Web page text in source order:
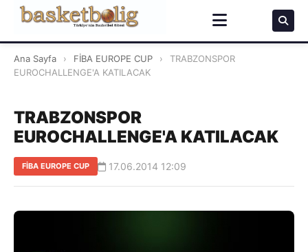
Ana Sayfa › FİBA EUROPE CUP ›
TRABZONSPOR
EUROCHALLENGE'A KATILACAK
TRABZONSPOR
EUROCHALLENGE'A KATILACAK
FİBA EUROPE CUP 17.06.2014 12:09